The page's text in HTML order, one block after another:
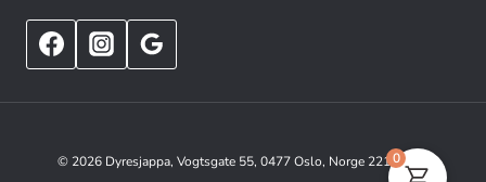
© 2026 Dyresjappa, Vogtsgate 55, 0477 Oslo, Norge 22151515
0